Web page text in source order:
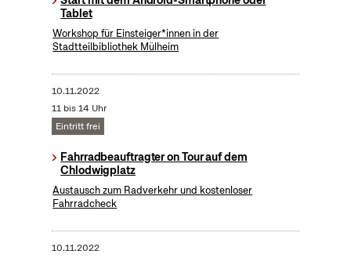
Tablet
Workshop für Einsteiger*innen in der
Stadtteilbibliothek Mülheim
10.11.2022
11 bis 14 Uhr
Eintritt frei
Fahrradbeauftragter on Tour auf dem
Chlodwigplatz
Austausch zum Radverkehr und kostenloser
Fahrradcheck
10.11.2022